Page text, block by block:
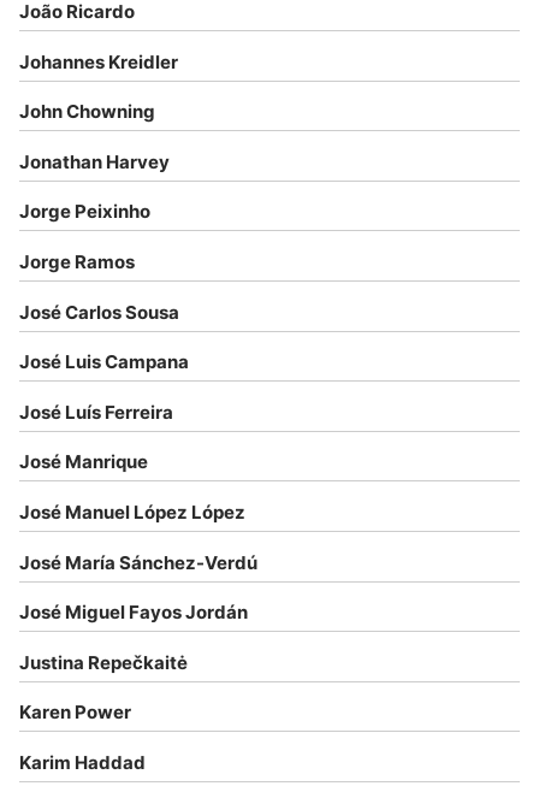
João Ricardo
Johannes Kreidler
John Chowning
Jonathan Harvey
Jorge Peixinho
Jorge Ramos
José Carlos Sousa
José Luis Campana
José Luís Ferreira
José Manrique
José Manuel López López
José María Sánchez-Verdú
José Miguel Fayos Jordán
Justina Repečkaitė
Karen Power
Karim Haddad